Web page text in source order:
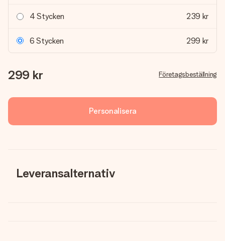
4 Stycken 239 kr
6 Stycken 299 kr
299 kr Företagsbeställning
Personalisera
Leveransalternativ